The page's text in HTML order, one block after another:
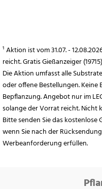
¹ Aktion ist vom 31.07. -
reicht. Gratis Gießanzeiger
Die Aktion umfasst alle
oder offene Bestellungen.
Bepflanzung. Angebot nur im
solange der Vorrat reicht. Nicht
Bitte senden Sie das
wenn Sie nach der
Werbeanforderung erfüllen.